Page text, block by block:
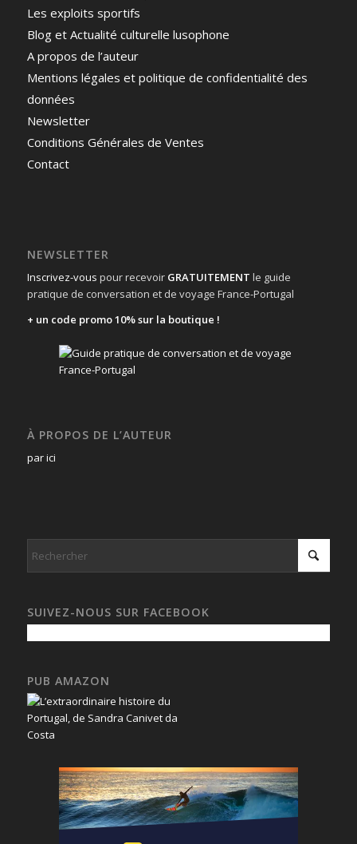
Les exploits sportifs
Blog et Actualité culturelle lusophone
A propos de l’auteur
Mentions légales et politique de confidentialité des
données
Newsletter
Conditions Générales de Ventes
Contact
NEWSLETTER
Inscrivez-vous pour recevoir GRATUITEMENT le guide
pratique de conversation et de voyage France-Portugal
+ un code promo 10% sur la boutique !
À PROPOS DE L’AUTEUR
par ici
SUIVEZ-NOUS SUR FACEBOOK
PUB AMAZON